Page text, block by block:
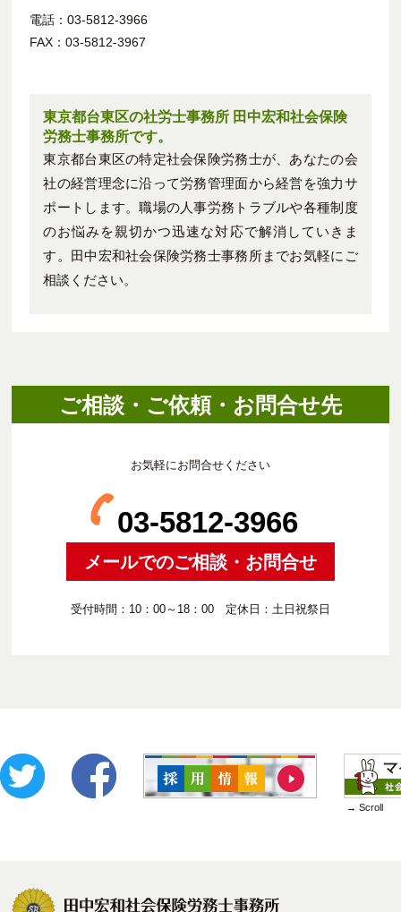
電話：03-5812-3966
FAX：03-5812-3967
東京都台東区の社労士事務所 田中宏和社会保険
労務士事務所です。
東京都台東区の特定社会保険労務士が、あなたの会
社の経営理念に沿って労務管理面から経営を強力サ
ポートします。職場の人事労務トラブルや各種制度
のお悩みを親切かつ迅速な対応で解消していきま
す。田中宏和社会保険労務士事務所までお気軽にご
相談ください。
ご相談・ご依頼・お問合せ先
お気軽にお問合せください
03-5812-3966
メールでのご相談・お問合せ
受付時間：10：00～18：00 定休日：土日祝祭日
→ Scroll